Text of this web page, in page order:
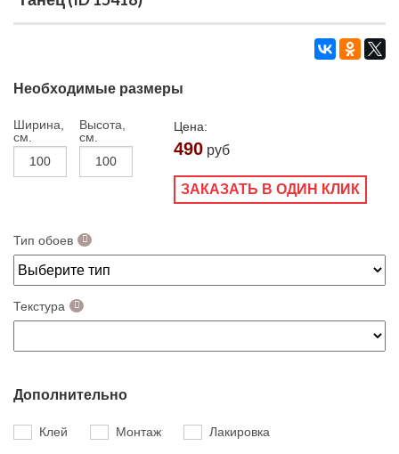
Необходимые размеры
Ширина,
см.
Высота,
см.
Цена:
490 руб
ЗАКАЗАТЬ В ОДИН КЛИК
Тип обоев
Текстура
Дополнительно
Клей Монтаж Лакировка